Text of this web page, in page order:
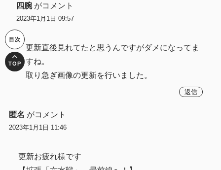
四腕 がコメント
2023年1月1日 09:57
更新直後見れてたと思うんですがダメになってま
すね。
取り急ぎ画像の更新を行いました。
返信
匿名 がコメント
2023年1月1日 11:46
更新お疲れ様です